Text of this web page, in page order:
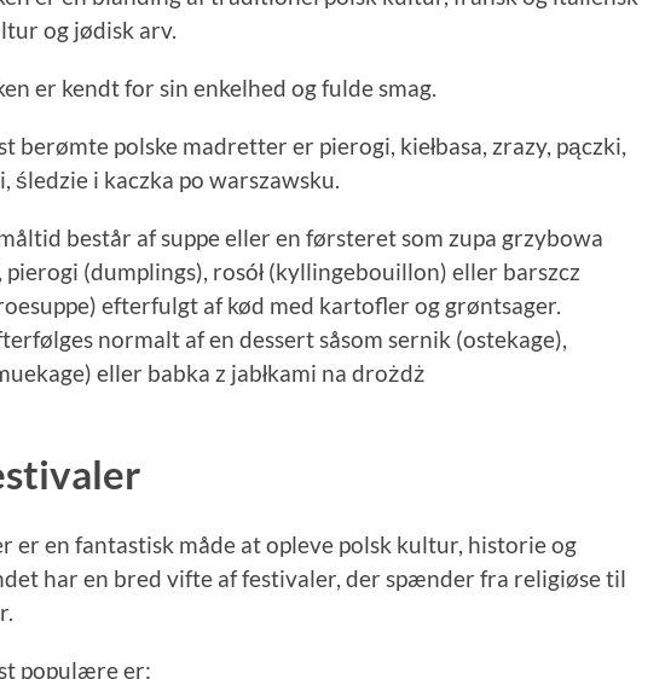
og jødisk arv.
er kendt for sin enkelhed og fulde smag.
berømte polske madretter er pierogi, kiełbasa, zrazy, pączki,
śledzie i kaczka po warszawsku.
består af suppe eller en førsteret som zupa grzybowa
pierogi (dumplings), rosół (kyllingebouillon) eller barszcz
efterfulgt af kød med kartofler og grøntsager.
normalt af en dessert såsom sernik (ostekage),
eller babka z jabłkami na drożdż
er en fantastisk måde at opleve polsk kultur, historie og
har en bred vifte af festivaler, der spænder fra religiøse til
populære er: